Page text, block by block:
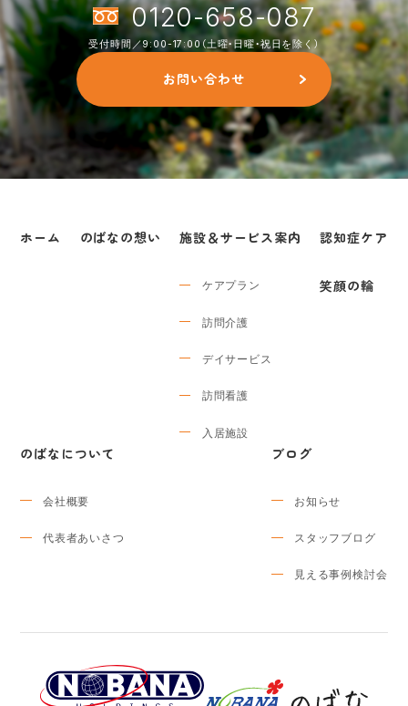
0120-658-087
受付時間／9:00-17:00（土曜・日曜・祝日を除く）
お問い合わせ
ホーム のばなの想い 施設＆サービス案内
ケアプラン
訪問介護
デイサービス
訪問看護
入居施設
認知症ケア
笑顔の輪
のばなについて
会社概要
代表者あいさつ
ブログ
お知らせ
スタッフブログ
見える事例検討会